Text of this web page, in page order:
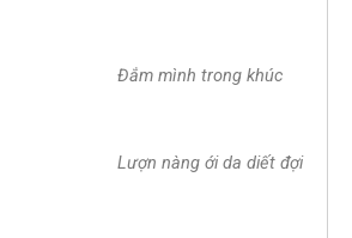
trong khúc
ới da diết đợi